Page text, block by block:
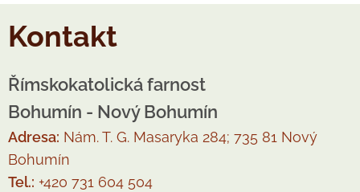
Kontakt
Římskokatolická farnost
Bohumín - Nový Bohumín
Adresa: Nám. T. G. Masaryka 284; 735 81 Nový
Bohumín
Tel.: +420 731 604 504